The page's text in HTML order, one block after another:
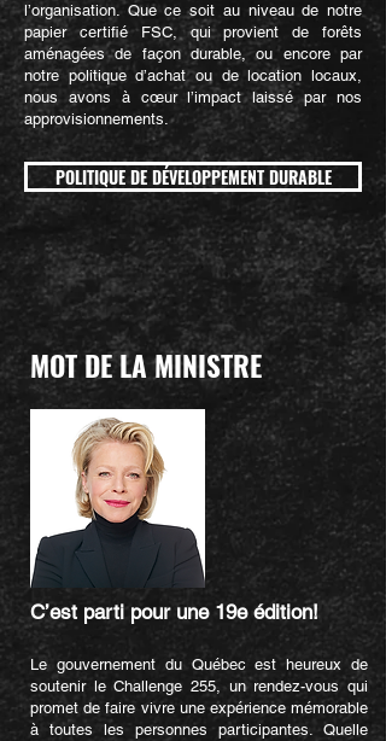
l’organisation. Que ce soit au niveau de notre
papier certifié FSC, qui provient de forêts
aménagées de façon durable, ou encore par
notre politique d’achat ou de location locaux,
nous avons à cœur l’impact laissé par nos
approvisionnements.
POLITIQUE DE DÉVELOPPEMENT DURABLE
MOT DE LA MINISTRE
C’est parti pour une 19e édition!
Le gouvernement du Québec est heureux de
soutenir le Challenge 255, un rendez-vous qui
promet de faire vivre une expérience mémorable
à toutes les personnes participantes. Quelle